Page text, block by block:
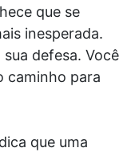
que se
inesperada.
defesa. Você
caminho para
que uma